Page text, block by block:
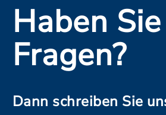
Haben Sie
Fragen?
Dann schreiben Sie